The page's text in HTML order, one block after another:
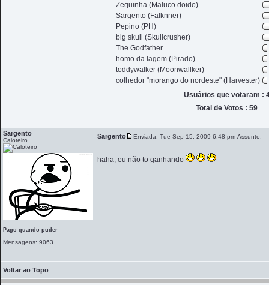
Zequinha (Maluco doido)
Sargento (Falknner)
Pepino (PH)
big skull (Skullcrusher)
The Godfather
homo da lagem (Pirado)
toddywalker (Moonwallker)
colhedor "morango do nordeste" (Harvester)
Usuários que votaram :
Total de Votos : 59
Sargento
Caloteiro
Pago quando puder
Mensagens: 9063
Sargento Enviada: Tue Sep 15, 2009 6:48 pm Assunto:
haha, eu não to ganhando
Voltar ao Topo